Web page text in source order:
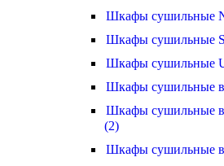
Шкафы сушильные
Шкафы сушильные
Шкафы сушильные
Шкафы сушильные
Шкафы сушильные
(2)
Шкафы сушильные